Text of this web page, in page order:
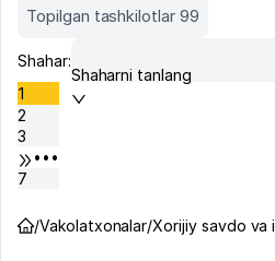
Topilgan tashkilotlar 99
Shahar:
Shaharni tanlang
1
2
3
•••
7
/Vakolatxonalar/Xorijiy savdo va